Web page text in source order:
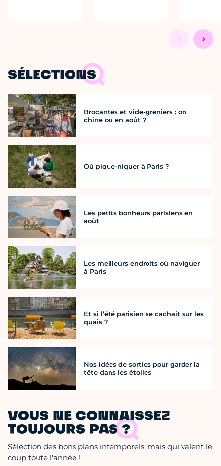
SÉLECTIONS
Brocantes et vide-greniers : on
chine où en août ?
Où pique-niquer à Paris ?
Les petits bonheurs parisiens en
août
Les meilleurs endroits où naviguer
à Paris
Et si l’été parisien se cachait sur les
quais ?
Nos idées de sorties pour garder la
tête dans les étoiles
VOUS NE CONNAISSEZ
TOUJOURS PAS ?
Sélection des bons plans intemporels, mais qui valent le
coup toute l'année !